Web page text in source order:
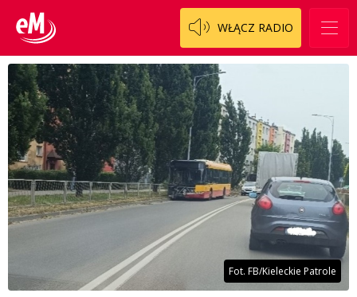
WŁĄCZ RADIO
Fot. FB/Kieleckie Patrole